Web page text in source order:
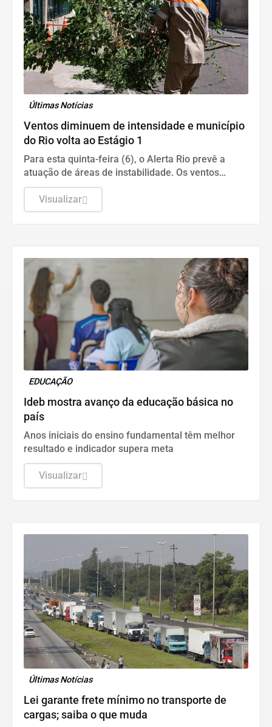
Últimas Notícias
Ventos diminuem de intensidade e município
do Rio volta ao Estágio 1
Para esta quinta-feira (6), o Alerta Rio prevê a
atuação de áreas de instabilidade. Os ventos
estarão moderados, entre 18,5 km/h e 51,9 km/h,
com rajadas isoladas fortes.
Visualizar
EDUCAÇÃO
Ideb mostra avanço da educação básica no
país
Anos iniciais do ensino fundamental têm melhor
resultado e indicador supera meta
Visualizar
Últimas Notícias
Lei garante frete mínimo no transporte de
cargas; saiba o que muda